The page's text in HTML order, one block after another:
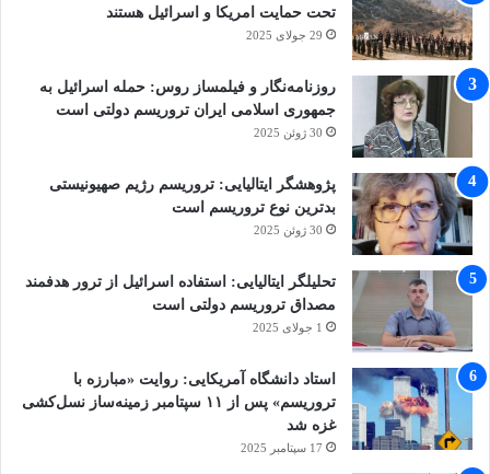
تحت حمایت امریکا و اسرائیل هستند
29 جولای 2025
روزنامه‌نگار و فیلمساز روس: حمله اسرائیل به
جمهوری اسلامی ایران تروریسم دولتی است
30 ژوئن 2025
پژوهشگر ایتالیایی: تروریسم رژیم صهیونیستی
بدترین نوع تروریسم است
30 ژوئن 2025
تحلیلگر ایتالیایی: استفاده اسرائیل از ترور هدفمند
مصداق تروریسم دولتی است
1 جولای 2025
استاد دانشگاه آمریکایی: روایت «مبارزه با
تروریسم» پس از ۱۱ سپتامبر زمینه‌ساز نسل‌کشی
غزه شد
17 سپتامبر 2025